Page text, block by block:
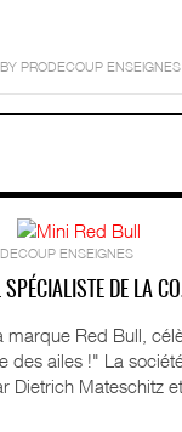
BY PRODECOUP ENSEIGNES
ENSEIGNES
DE LA
marque Red Bull,
des ailes !" La
Dietrich Mateschitz